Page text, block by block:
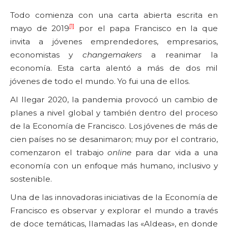
Todo comienza con una carta abierta escrita en
mayo de 2019[1]
por el papa Francisco en la que
invita a jóvenes emprendedores, empresarios,
economistas y changemakers a reanimar la
economía. Esta carta alentó a más de dos mil
jóvenes de todo el mundo. Yo fui una de ellos.
Al llegar 2020, la pandemia provocó un cambio de
planes a nivel global y también dentro del proceso
de la Economía de Francisco. Los jóvenes de más de
cien países no se desanimaron; muy por el contrario,
comenzaron el trabajoonline para dar vida a una
economía con un enfoque más humano, inclusivo y
sostenible.
Una de las innovadoras iniciativas de la Economía de
Francisco es observar y explorar el mundo a través
de doce temáticas, llamadas las «Aldeas», en donde